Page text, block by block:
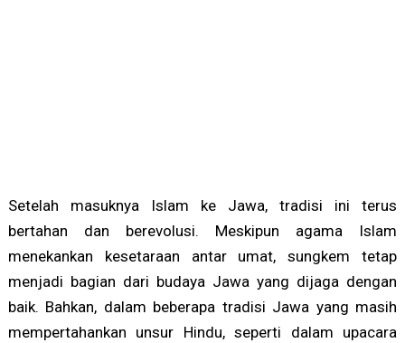
Setelah masuknya Islam ke Jawa, tradisi ini terus
bertahan dan berevolusi. Meskipun agama Islam
menekankan kesetaraan antar umat, sungkem tetap
menjadi bagian dari budaya Jawa yang dijaga dengan
baik. Bahkan, dalam beberapa tradisi Jawa yang masih
mempertahankan unsur Hindu, seperti dalam upacara